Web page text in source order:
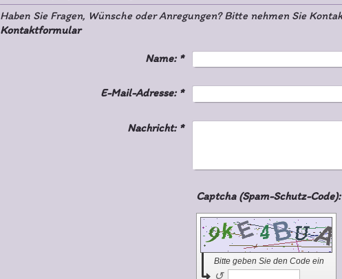
Haben Sie Fragen, Wünsche oder Anregungen? Bitte nehmen Sie
Kontaktformular
Name:*
E-Mail-Adresse:*
Nachricht:*
Bitte geben Sie den Code ein
↺